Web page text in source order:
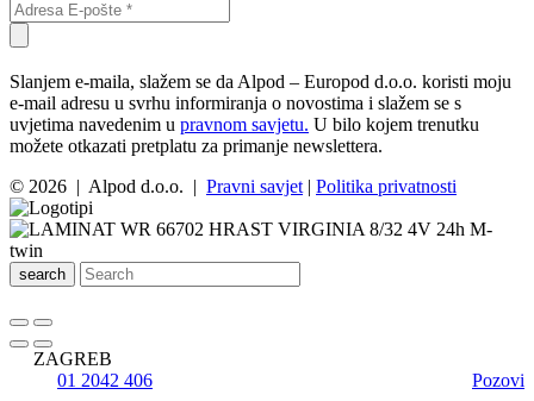
Slanjem e-maila, slažem se da Alpod – Europod d.o.o. koristi moju
e-mail adresu u svrhu informiranja o novostima i slažem se s
uvjetima navedenim u pravnom savjetu. U bilo kojem trenutku
možete otkazati pretplatu za primanje newslettera.
© 2026 | Alpod d.o.o. | Pravni savjet | Politika privatnosti
search
ZAGREB
01 2042 406
Pozovi